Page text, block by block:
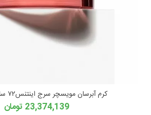
کرم آبرسان مویسچر سرج اینتنس۷۲ ساعته کلینیک
23,374,139 تومان